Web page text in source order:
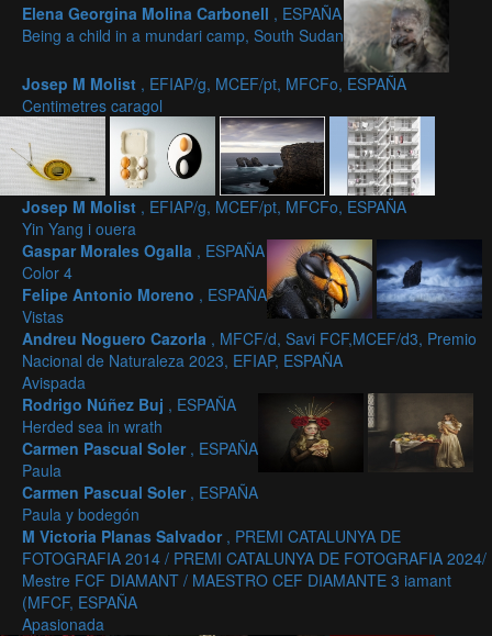
Elena Georgina Molina Carbonell , ESPAÑA
Being a child in a mundari camp, South Sudan
Josep M Molist , EFIAP/g, MCEF/pt, MFCFo, ESPAÑA
Centimetres caragol
Josep M Molist , EFIAP/g, MCEF/pt, MFCFo, ESPAÑA
Yin Yang i ouera
Gaspar Morales Ogalla , ESPAÑA
Color 4
Felipe Antonio Moreno , ESPAÑA
Vistas
Andreu Noguero Cazorla , MFCF/d, Savi FCF,MCEF/d3, Premio
Nacional de Naturaleza 2023, EFIAP, ESPAÑA
Avispada
Rodrigo Núñez Buj , ESPAÑA
Herded sea in wrath
Carmen Pascual Soler , ESPAÑA
Paula
Carmen Pascual Soler , ESPAÑA
Paula y bodegón
M Victoria Planas Salvador , PREMI CATALUNYA DE
FOTOGRAFIA 2014 / PREMI CATALUNYA DE FOTOGRAFIA 2024/
Mestre FCF DIAMANT / MAESTRO CEF DIAMANTE 3 iamant
(MFCF, ESPAÑA
Apasionada